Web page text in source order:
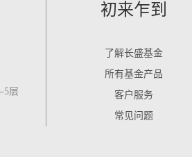
5层
初来乍到
了解长盛基金
所有基金产品
客户服务
常见问题